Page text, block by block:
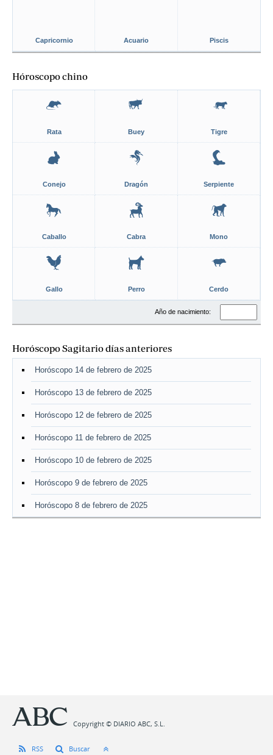
Capricornio Acuario Piscis
Hóroscopo chino
Rata Buey Tigre
Conejo Dragón Serpiente
Caballo Cabra Mono
Gallo Perro Cerdo
Año de nacimiento:
Horóscopo Sagitario días anteriores
Horóscopo 14 de febrero de 2025
Horóscopo 13 de febrero de 2025
Horóscopo 12 de febrero de 2025
Horóscopo 11 de febrero de 2025
Horóscopo 10 de febrero de 2025
Horóscopo 9 de febrero de 2025
Horóscopo 8 de febrero de 2025
Copyright © DIARIO ABC, S.L.
RSS Buscar